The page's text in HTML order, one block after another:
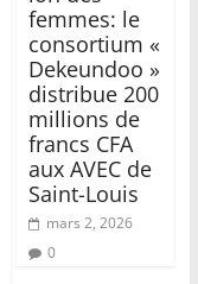
femmes: le
consortium «
Dekeundoo »
distribue 200
millions de
francs CFA
aux AVEC de
Saint-Louis
mars 2, 2026
0